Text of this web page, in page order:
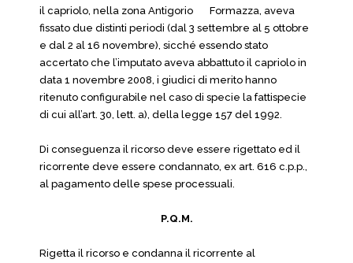
il capriolo, nella zona Antigorio
Formazza, aveva
fissato due distinti periodi (dal 3 settembre al 5 ottobre
e dal 2 al 16 novembre), sicché essendo stato
accertato che l’imputato aveva abbattuto il capriolo in
data 1 novembre 2008, i giudici di merito hanno
ritenuto configurabile nel caso di specie la fattispecie
di cui all’art. 30, lett. a), della legge 157 del 1992.
Di conseguenza il ricorso deve essere rigettato ed il
ricorrente deve essere condannato, ex art. 616 c.p.p.,
al pagamento delle spese processuali.
P.Q.M.
Rigetta il ricorso e condanna il ricorrente al